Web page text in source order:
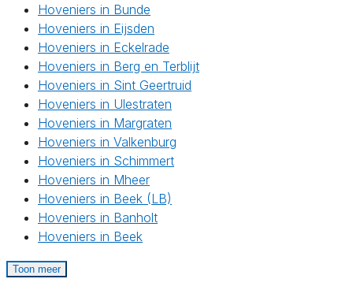
Hoveniers in Bunde
Hoveniers in Eijsden
Hoveniers in Eckelrade
Hoveniers in Berg en Terblijt
Hoveniers in Sint Geertruid
Hoveniers in Ulestraten
Hoveniers in Margraten
Hoveniers in Valkenburg
Hoveniers in Schimmert
Hoveniers in Mheer
Hoveniers in Beek (LB)
Hoveniers in Banholt
Hoveniers in Beek
Toon meer